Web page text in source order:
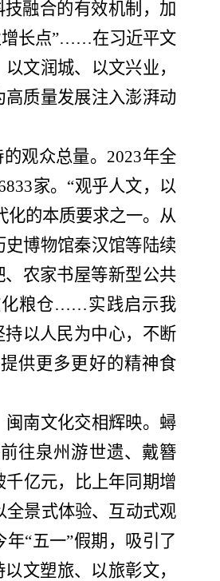
融合的有效机制，加
增长点”……在习近平文
文润城、以文兴业，
质量发展注入澎湃动
观众总量。2023年全
家。“观乎人文，以
化的本质要求之一。从
博物馆秦汉馆等陆续
农家书屋等新型公共
化粮仓……实践启示我
以人民为中心，不断
供更多更好的精神食
南文化交相辉映。蟳
往泉州游世遗、戴簪
亿元，比上年同期增
全景式体验、互动式观
“五一”假期，吸引了
文塑旅、以旅彰文，